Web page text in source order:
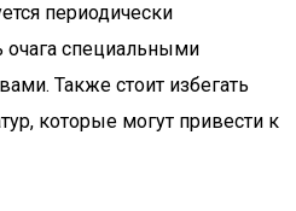
периодически
очага специальными
Также стоит избегать
которые могут привести к